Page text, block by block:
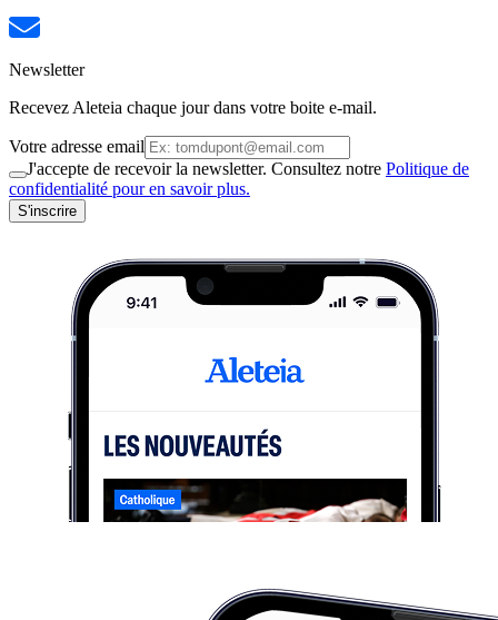
Newsletter
Recevez Aleteia chaque jour dans votre boite e-mail.
Votre adresse email
J'accepte de recevoir la newsletter. Consultez notre Politique de
confidentialité pour en savoir plus.
S'inscrire